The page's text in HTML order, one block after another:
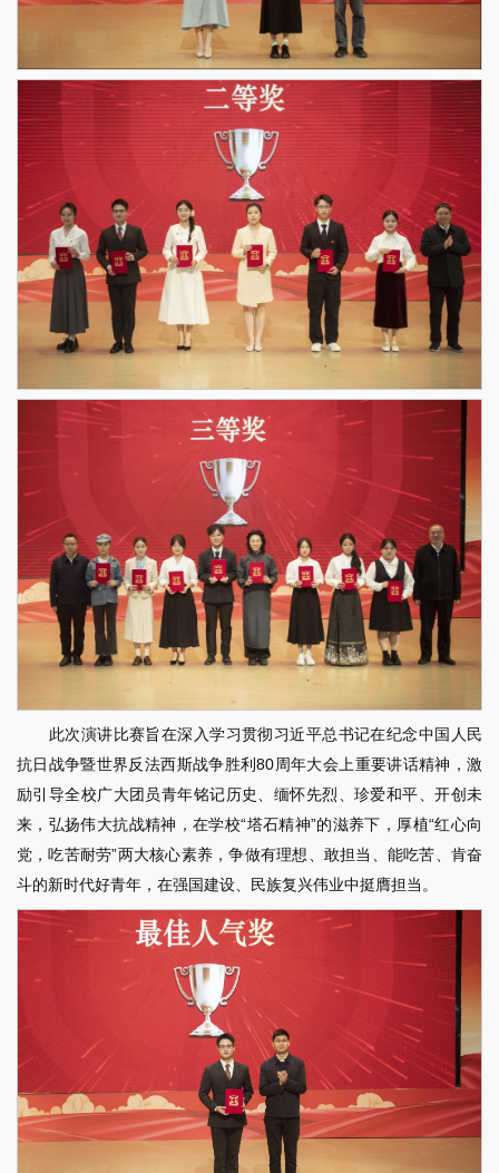
此次演讲比赛旨在深入学习贯彻习近平总书记在纪念中国人民
抗日战争暨世界反法西斯战争胜利80周年大会上重要讲话精神，激
励引导全校广大团员青年铭记历史、缅怀先烈、珍爱和平、开创未
来，弘扬伟大抗战精神，在学校“塔石精神”的滋养下，厚植“红心向
党，吃苦耐劳”两大核心素养，争做有理想、敢担当、能吃苦、肯奋
斗的新时代好青年，在强国建设、民族复兴伟业中挺膺担当。